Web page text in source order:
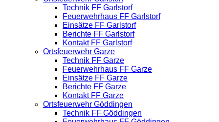
Technik FF Garlstorf
Feuerwehrhaus FF Garlstorf
Einsätze FF Garlstorf
Berichte FF Garlstorf
Kontakt FF Garlstorf
Ortsfeuerwehr Garze
Technik FF Garze
Feuerwehrhaus FF Garze
Einsätze FF Garze
Berichte FF Garze
Kontakt FF Garze
Ortsfeuerwehr Göddingen
Technik FF Göddingen